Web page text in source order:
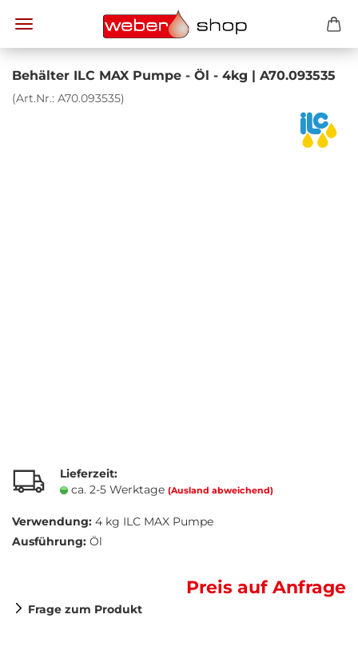
Be­häl­ter ILC MAX Pumpe - Öl - 4kg | A70.093535
(Art.Nr.: A70.093535)
Lieferzeit:
ca. 2-5 Werktage (Ausland abweichend)
Verwendung: 4 kg ILC MAX Pumpe
Ausführung: Öl
Preis auf Anfrage
Frage zum Produkt